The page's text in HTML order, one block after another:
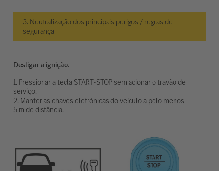
3. Neutralização dos principais perigos / regras de
segurança
Desligar a ignição:
1. Pressionar a tecla START-STOP sem acionar o travão de
serviço.
2. Manter as chaves eletrónicas do veículo a pelo menos
5 m de distância.